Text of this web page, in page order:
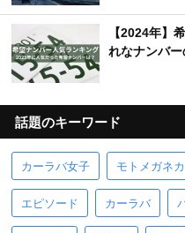
【2024年】
れなナンバ
話題のキーワード
カーラバ女子 モトメガネ
エピソード カーラバ